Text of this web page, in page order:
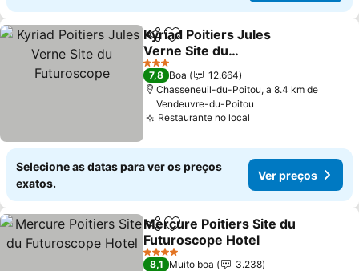
PartilharAdicionar aos favoritos
Kyriad Poitiers Jules
Verne Site du
Futuroscope
Ver preços
3 Estrelas
7,8 Boa
12.664
Chasseneuil-du-Poitou, a 8.4 km de
Vendeuvre-du-Poitou
Restaurante no local
Selecione as datas para ver os preços
exatos.
Ver preços
PartilharAdicionar aos favoritos
Mercure Poitiers Site du
Futuroscope Hotel
Ver preços
4 Estrelas
8,1 Muito boa
3.238